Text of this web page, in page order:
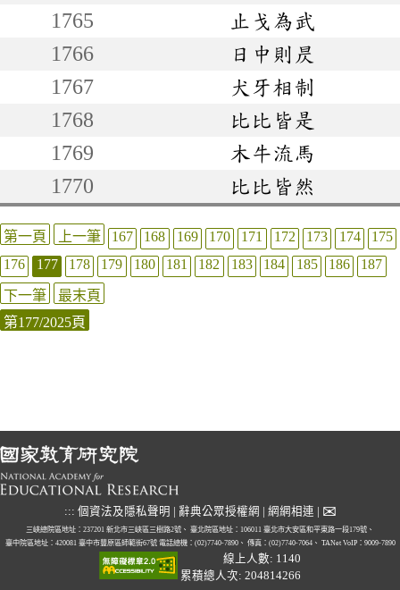
1765
止戈為武
1766
日中則昃
1767
犬牙相制
1768
比比皆是
1769
木牛流馬
1770
比比皆然
第一頁 上一筆 167 168 169 170 171 172 173 174
175
176
177 178 179 180 181 182 183 184 185 186 187
下一筆
最末頁
第177/2025頁
::: 個資法及隱私聲明 | 辭典公眾授權網 | 網網相連 | ✉
三峽總院區地址：237201 新北市三峽區三樹路2號、 臺北院區地址：106011 臺北市大安區和平東路一段179號、
臺中院區地址：420081 臺中市豐原區師範街67號 電話總機：(02)7740-7890、 傳真：(02)7740-7064、 TANet VoIP：9009-7890
線上人數: 1140
累積總人次: 204814266